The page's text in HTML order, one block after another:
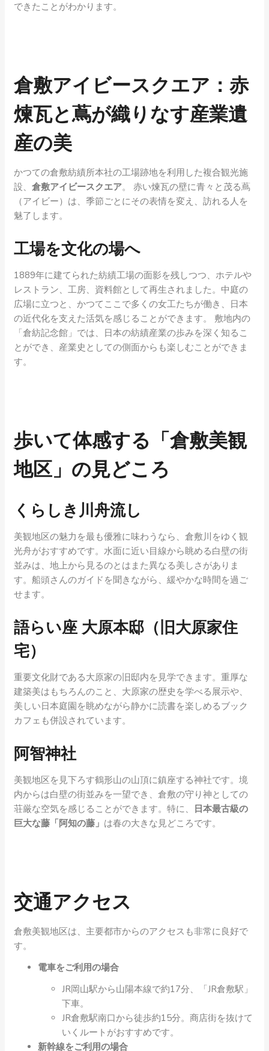
できたことがわかります。
倉敷アイビースクエア：赤
煉瓦と蔦が織りなす産業遺
産の美
かつての倉敷紡績所本社の工場跡地を利用した複合観光施
設、 倉敷アイビースクエア。 赤い煉瓦の壁に青々と茂る蔦
（アイビー）は、季節ごとにその表情を変え、訪れる人を
魅了します。
工場を文化の場へ
1889年に建てられた紡績工場の面影を残しつつ、ホテルや
レストラン、工房、資料館として再生されました。中庭の
広場に立つと、かつてここで多くの女工たちが働き、日本
の近代化を支えた活気を感じることができます。 敷地内の
「倉紡記念館」では、日本の紡績産業の歩みを深く知るこ
とができ、産業史としての側面からも楽しむことができま
す。
歩いて体感する「倉敷美観
地区」の見どころ
くらしき川舟流し
美観地区の魅力を最も優雅に味わうなら、倉敷川をゆく観
光舟がおすすめです。水面に近い目線から眺める白壁の街
並みは、地上から見るのとはまた異なる美しさがありま
す。船頭さんのガイドを聞きながら、緩やかな時間を過ご
せます。
語らい座 大原本邸（旧大原家住
宅）
重要文化財である大原家の旧邸内を見学できます。重厚な
建築美はもちろんのこと、大原家の歴史を学べる展示や、
美しい日本庭園を眺めながら静かに読書を楽しめるブック
カフェも併設されています。
阿智神社
美観地区を見下ろす鶴形山の山頂に鎮座する神社です。境
内からは白壁の街並みを一望でき、倉敷の守り神としての
荘厳な空気を感じることができます。特に、
日本最古級の
巨大な藤「阿知の藤」 は春の大きな見どころです。
交通アクセス
倉敷美観地区は、主要都市からのアクセスも非常に良好で
す。
電車をご利用の場合
JR岡山駅から山陽本線で約17分、「JR倉敷駅」
下車。
JR倉敷駅南口から徒歩約15分。商店街を抜けて
いくルートがおすすめです。
新幹線をご利用の場合